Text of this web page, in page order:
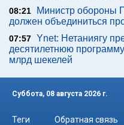
08:21
Министр обороны
должен объединиться
07:57 Ynet: Нетаниягу
десятилетнюю
млрд шекелей
Суббота, 08 августа 2026 г.
Теги Обратная связь